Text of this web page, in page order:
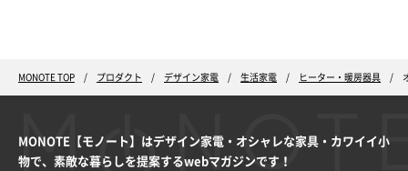
MONOTE TOP プロダクト デザイン家電 生活家電 ヒーター・暖房器具
MONOTE【モノート】はデザイン家電・オシャレな家具・カワイイ小
物で、素敵な暮らしを提案するwebマガジンです！